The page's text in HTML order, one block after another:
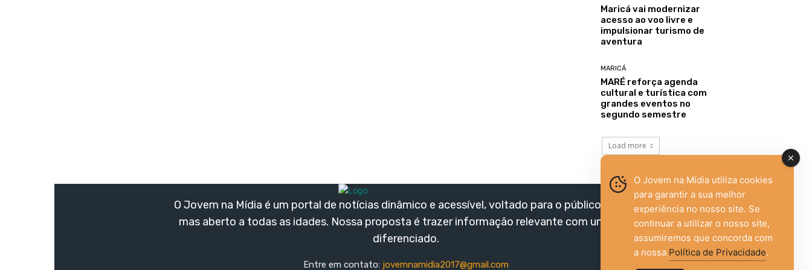
Maricá vai modernizar
acesso ao voo livre e
impulsionar turismo de
aventura
MARICÁ
MARÉ reforça agenda
cultural e turística com
grandes eventos no
segundo semestre
Load more
O Jovem na Mídia é um portal de notícias dinâmico e acessível, voltado para o público jovem,
mas aberto a todas as idades. Nossa proposta é trazer informação relevante com um olhar
diferenciado.
Entre em contato: jovemnamidia2017@gmail.com
O Jovem na Mídia utiliza cookies
para garantir a sua melhor
experiência no nosso site. Se
continuar a utilizar o nosso site,
assumiremos que concorda com
a nossa Política de Privacidade.